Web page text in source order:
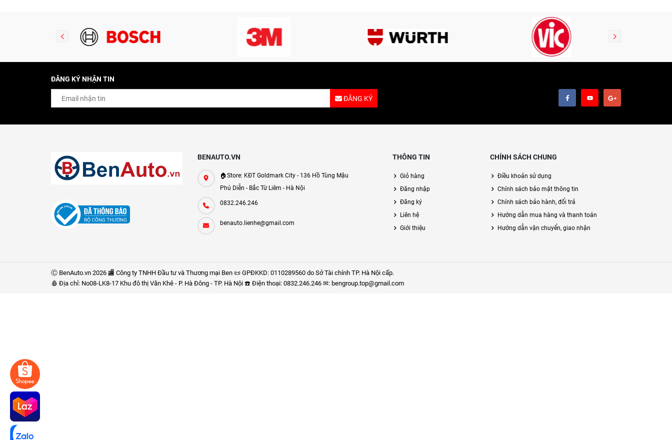
ĐĂNG KÝ NHẬN TIN
ĐĂNG KÝ
BENAUTO.VN
🏠Store: KĐT Goldmark City - 136 Hồ Tùng Mậu
Phú Diễn - Bắc Từ Liêm - Hà Nội
0832.246.246
benauto.lienhe@gmail.com
THÔNG TIN
Giỏ hàng
Đăng nhập
Đăng ký
Liên hệ
Giới thiệu
CHÍNH SÁCH CHUNG
Điều khoản sử dụng
Chính sách bảo mật thông tin
Chính sách bảo hành, đổi trả
Hướng dẫn mua hàng và thanh toán
Hướng dẫn vận chuyển, giao nhận
Ⓒ BenAuto.vn 2026 🏬 Công ty TNHH Đầu tư và Thương mại Ben 📜 GPĐKKD: 0110289560 do Sở Tài chính TP. Hà Nội cấp.
🩸 Địa chỉ: No08-LK8-17 Khu đô thị Văn Khê - P. Hà Đông - TP. Hà Nội ☎️ Điện thoại: 0832.246.246 ✉: bengroup.top@gmail.com